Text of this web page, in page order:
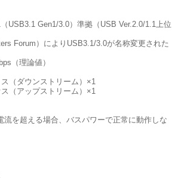
USB3.1 Gen1/3.0）準拠（USB Ver.2.0/1.1上位
Forum）によりUSB3.1/3.0が名称変更された
（理論値）
（ダウンストリーム）×1
（アップストリーム）×1
を超える場合、バスパワーで正常に動作しな